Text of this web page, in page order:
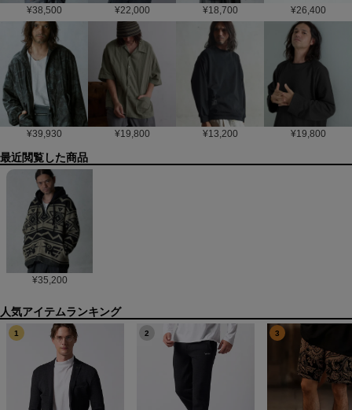
¥38,500 ¥22,000 ¥18,700 ¥26,400
¥39,930 ¥19,800 ¥13,200 ¥19,800
最近閲覧した商品
¥35,200
1 2 3